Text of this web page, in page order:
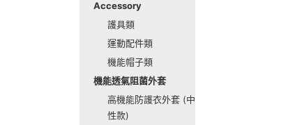
Accessory
護具類
運動配件類
機能帽子類
機能透氣阻菌外套
高機能防護衣外套 (中
性款)